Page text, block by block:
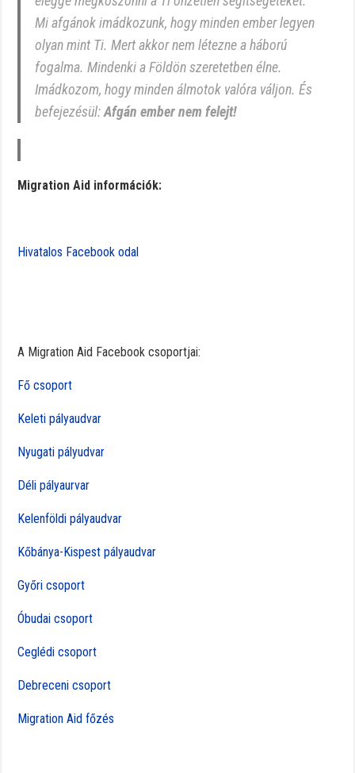
Mi afgánok imádkozunk, hogy minden ember legyen
olyan mint Ti. Mert akkor nem létezne a háború
fogalma. Mindenki a Földön szeretetben élne.
Imádkozom, hogy minden álmotok valóra váljon. És
befejezésül:Afgán ember nem felejt!
Migration Aid információk:
Hivatalos Facebook odal
A Migration Aid Facebook csoportjai:
Fő csoport
Keleti pályaudvar
Nyugati pályudvar
Déli pályaurvar
Kelenföldi pályaudvar
Kőbánya-Kispest pályaudvar
Győri csoport
Óbudai csoport
Ceglédi csoport
Debreceni csoport
Migration Aid főzés